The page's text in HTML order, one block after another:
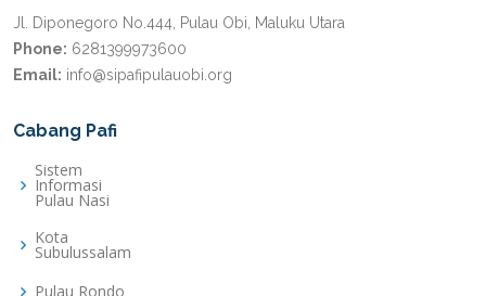
Jl. Diponegoro No.444, Pulau Obi, Maluku Utara
Phone: 6281399973600
Email: info@sipafipulauobi.org
Cabang Pafi
Sistem
Informasi
Pulau Nasi
Kota
Subulussalam
Pulau Rondo